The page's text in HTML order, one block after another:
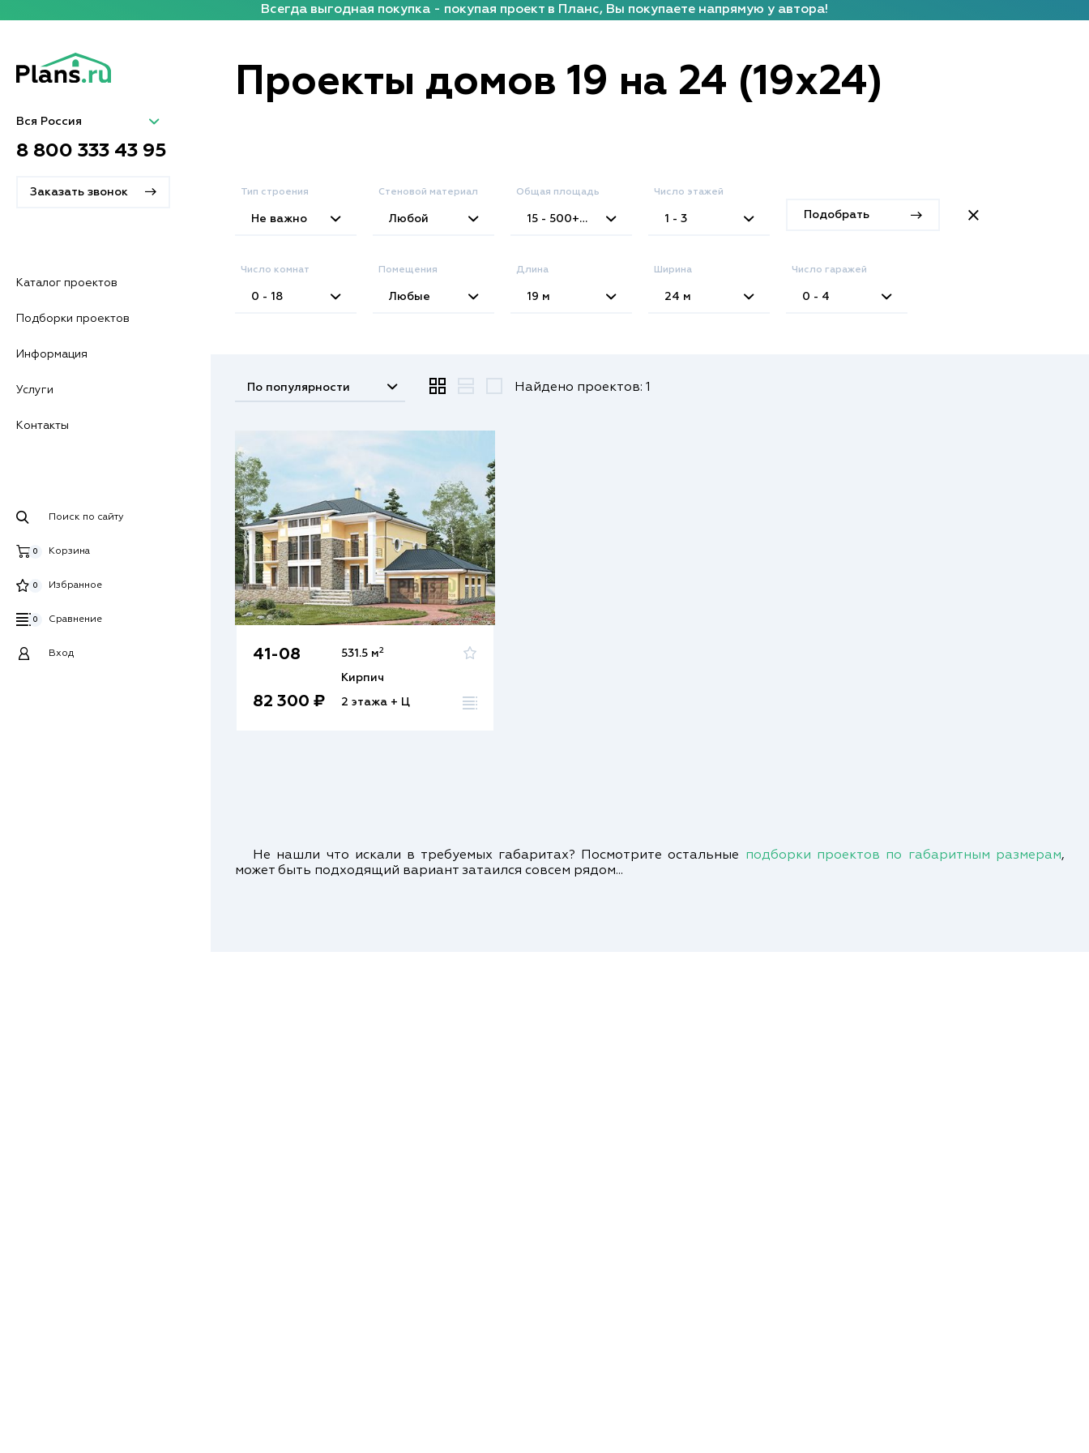
Всегда выгодная покупка - покупая проект в Планс, Вы покупаете напрямую у автора!
Вся Россия
8 800 333 43 95
Заказать звонок
Каталог проектов
Подборки проектов
Информация
Услуги
Контакты
Поиск по сайту
Корзина
0
Избранное
0
Сравнение
0
Вход
Проекты домов 19 на 24 (19x24)
Тип строения
Не важно
Стеновой материал
Любой
Общая площадь
15 - 500+
м
Число этажей
1 - 3 Подобрать
Число комнат
0 - 18
Помещения
Любые
Длина
19 м
Ширина
24 м
Число гаражей
0 - 4
По популярности Найдено проектов: 1
41-08
82 300 ₽
531.5 м2
Кирпич
2 этажа + Ц
Не нашли что искали в требуемых габаритах? Посмотрите остальные подборки проектов по габаритным размерам,
может быть подходящий вариант затаился совсем рядом...